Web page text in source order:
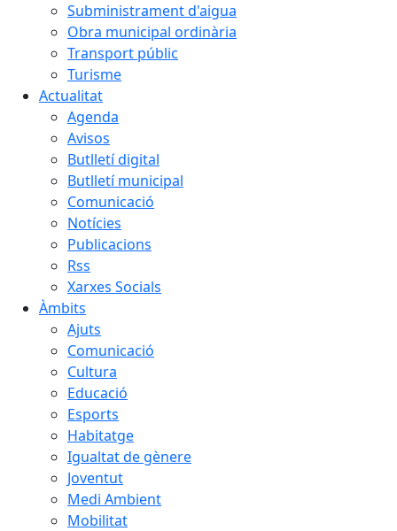
Subministrament d'aigua
Obra municipal ordinària
Transport públic
Turisme
Actualitat
Agenda
Avisos
Butlletí digital
Butlletí municipal
Comunicació
Notícies
Publicacions
Rss
Xarxes Socials
Àmbits
Ajuts
Comunicació
Cultura
Educació
Esports
Habitatge
Igualtat de gènere
Joventut
Medi Ambient
Mobilitat